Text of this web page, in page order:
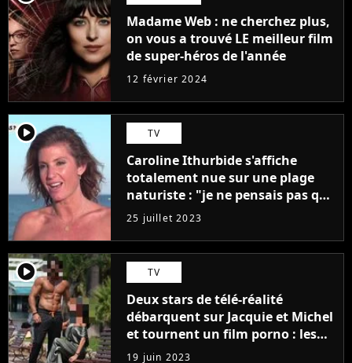
Madame Web : ne cherchez plus,
on vous a trouvé LE meilleur film
de super-héros de l'année
12 février 2024
player2 TV
Caroline Ithurbide s'affiche
totalement nue sur une plage
naturiste : "je ne pensais pas que
j'arriverais à le faire..."
25 juillet 2023
player2 TV
Deux stars de télé-réalité
débarquent sur Jacquie et Michel
et tournent un film porno : les
premières images du tournage
19 juin 2023